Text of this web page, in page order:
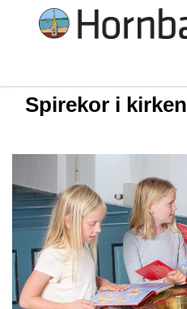
Spirekor i kirken